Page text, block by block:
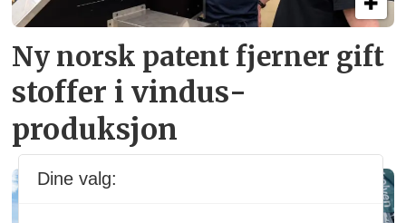
Ny norsk patent fjerner gift­
stoffer i vindus­
produksjon
Dine valg: